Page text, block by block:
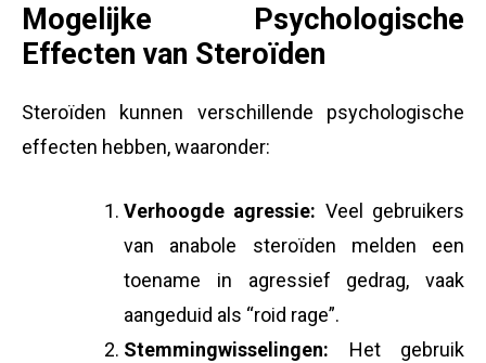
Mogelijke Psychologische
Effecten van Steroïden
Steroïden kunnen verschillende psychologische
effecten hebben, waaronder:
Verhoogde agressie: Veel gebruikers
van anabole steroïden melden een
toename in agressief gedrag, vaak
aangeduid als “roid rage”.
Stemmingwisselingen: Het gebruik